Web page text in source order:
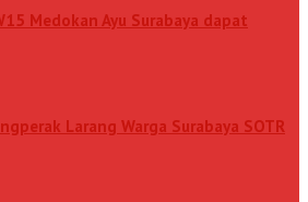
Medokan Ayu Surabaya dapat
Larang Warga Surabaya SOTR